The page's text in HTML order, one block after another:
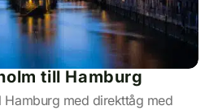
till Hamburg
Hamburg med direkttåg med